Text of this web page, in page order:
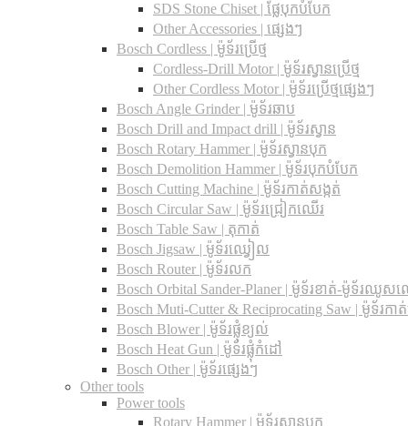
SDS Stone Chiset |​ ផ្លែបុកបំបែក
Other Accessories | ផ្សេងៗ
Bosch Cordless | ម៉ូទ័រប្រើថ្ម
Cordless-Drill Motor | ម៉ូទ័រស្វានប្រើថ្ម
Other Cordless Motor | ម៉ូទ័រប្រើថ្មផ្សេងៗ
Bosch Angle Grinder | ម៉ូទ័រឆាប
Bosch Drill and Impact drill | ម៉ូទ័រស្វាន
Bosch Rotary Hammer | ម៉ូទ័រស្វានបុក
Bosch Demolition Hammer | ម៉ូទ័របុកបំបែក
Bosch Cutting Machine | ម៉ូទ័រកាត់សង្កត់
Bosch Circular Saw | ម៉ូទ័រជ្រៀកឈើរ
Bosch Table Saw | តុកាត់
Bosch Jigsaw | ម៉ូទ័រឈ្វៀល
Bosch Router | ម៉ូទ័រលក
Bosch Orbital Sander-Planer​ | ម៉ូទ័រខាត់-ម៉ូទ័រឈូស
Bosch Muti-Cutter & Reciprocating Saw​ | ម៉ូទ័រកា
Bosch Blower | ម៉ូទ័រផ្លុំខ្យល់
Bosch Heat Gun | ម៉ូទ័រផ្លុំកំដៅ
Bosch Other | ម៉ូទ័រផ្សេងៗ
Other tools
Power tools
Rotary Hammer | ម៉ូទ័រស្វានបុក